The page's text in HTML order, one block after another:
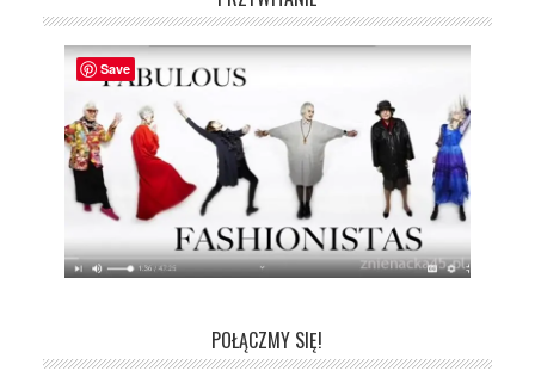
POŁĄCZMY SIĘ!
Save